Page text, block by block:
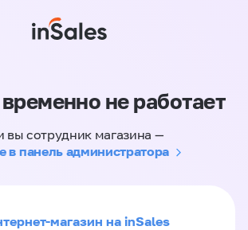
не работает
вы сотрудник магазина —
в панель администратора
магазин на inSales